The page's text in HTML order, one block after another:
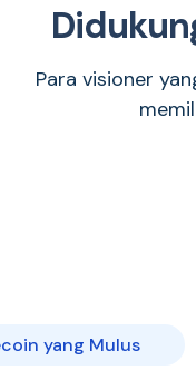
Para visioner
yang Mulus